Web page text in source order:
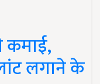
कमाई,
लगाने के